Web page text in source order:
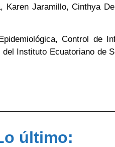
Jaramillo, Cinthya
Control de
Instituto Ecuatoriano de
último: